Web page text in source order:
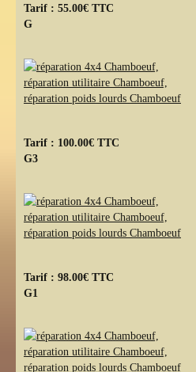
Tarif : 55.00€ TTC
Tarif : 100.00€ TTC
Tarif : 98.00€ TTC